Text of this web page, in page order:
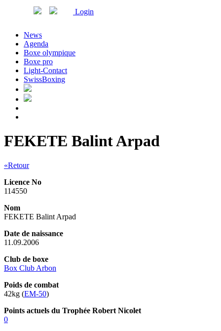
Login
News
Agenda
Boxe olympique
Boxe pro
Light-Contact
SwissBoxing
FEKETE Balint Arpad
«Retour
Licence No
114550
Nom
FEKETE Balint Arpad
Date de naissance
11.09.2006
Club de boxe
Box Club Arbon
Poids de combat
42kg (EM-50)
Points actuels du Trophée Robert Nicolet
0